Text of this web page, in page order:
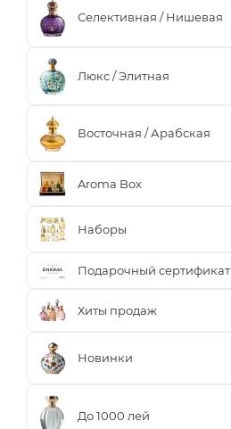
Селективная / Нишевая
Люкс / Элитная
Восточная / Арабская
Aroma Box
Наборы
Подарочный сертификат
Хиты продаж
Новинки
До 1000 лей